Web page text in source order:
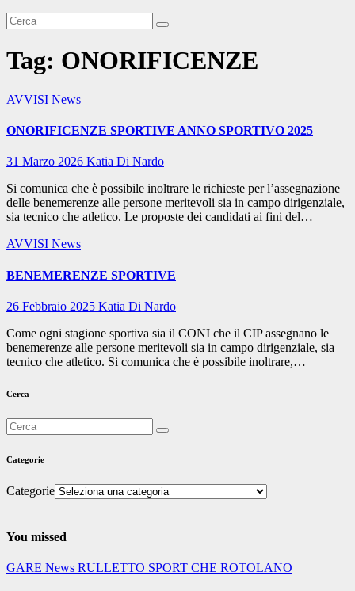
Tag: ONORIFICENZE
AVVISI News
ONORIFICENZE SPORTIVE ANNO SPORTIVO 2025
31 Marzo 2026 Katia Di Nardo
Si comunica che è possibile inoltrare le richieste per l’assegnazione
delle benemerenze alle persone meritevoli sia in campo dirigenziale,
sia tecnico che atletico. Le proposte dei candidati ai fini del…
AVVISI News
BENEMERENZE SPORTIVE
26 Febbraio 2025 Katia Di Nardo
Come ogni stagione sportiva sia il CONI che il CIP assegnano le
benemerenze alle persone meritevoli sia in campo dirigenziale, sia
tecnico che atletico. Si comunica che è possibile inoltrare,…
Cerca
Categorie
Categorie
You missed
GARE News RULLETTO SPORT CHE ROTOLANO